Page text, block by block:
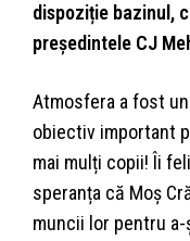
dispoziție bazinul,
președintele CJ
Atmosfera a fost
obiectiv important
mai mulți copii! Îi
speranța că Moș
muncii lor pentru